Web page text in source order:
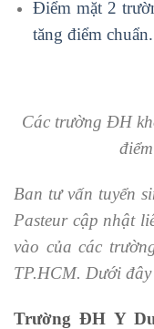
Điểm mặt 2
tăng điểm chuẩn.
Các trường ĐH
Ban tư vấn tuyển
Pasteur cập nhật
vào của các
TP.HCM. Dưới
Trường ĐH Y